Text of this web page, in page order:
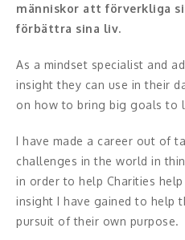
Ljus och belysning
Konst
Musiker
Something a Little
människor att förverkliga
förbättra sina liv.
As a mindset specialist and
insight they can use in their
on how to bring big goals to
I have made a career out of
challenges in the world in
in order to help Charities
insight I have gained to help
pursuit of their own purpose.